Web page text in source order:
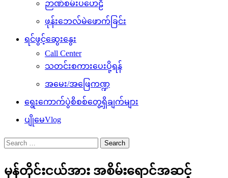
ဉာဏ်စမ်းပဟေဠိ
ဖုန်းဘေလ်မဲဖောက်ခြင်း
ရင်ဖွင့်ဆွေးနွေး
Call Center
သတင်းစကားပေးပို့ရန်
အမေး/အဖြေကဏ္ဍ
ရွေးကောက်ပွဲစိစစ်တွေ့ရှိချက်များ
ပျိုမေVlog
Search
for:
မုန်တိုင်းငယ်အား အစိမ်းရောင်အဆင့်